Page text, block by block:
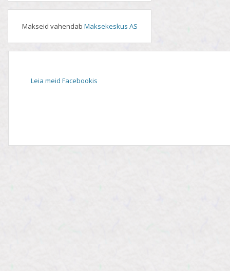
Makseid vahendab Maksekeskus AS
Leia meid Facebookis